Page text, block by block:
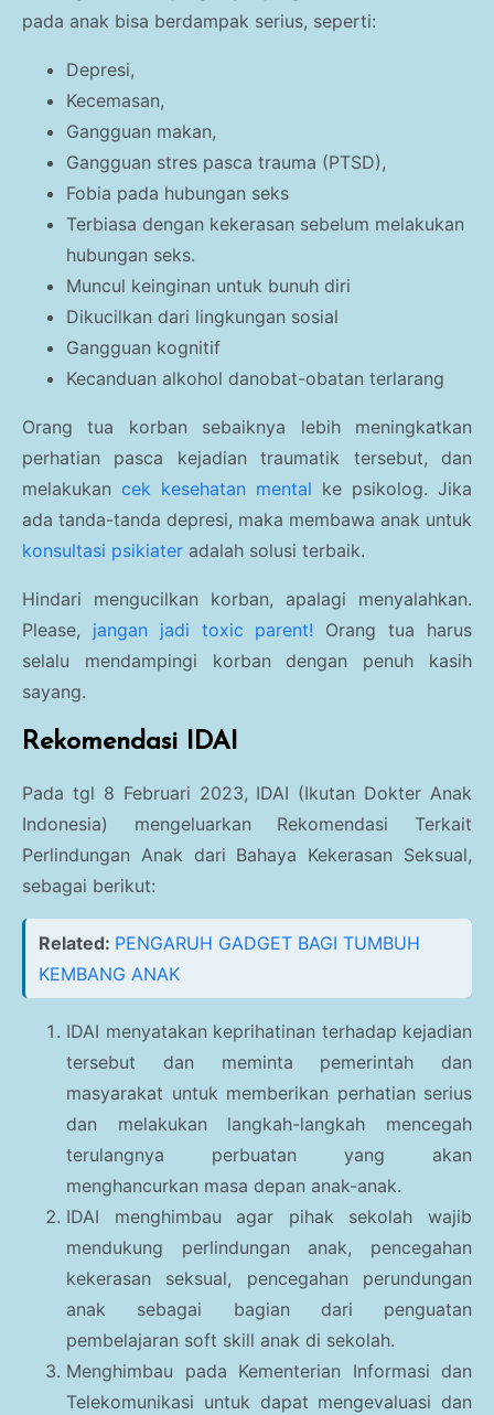
pada anak bisa berdampak serius, seperti:
Depresi,
Kecemasan,
Gangguan makan,
Gangguan stres pasca trauma (PTSD),
Fobia pada hubungan seks
Terbiasa dengan kekerasan sebelum melakukan
hubungan seks.
Muncul keinginan untuk bunuh diri
Dikucilkan dari lingkungan sosial
Gangguan kognitif
Kecanduan alkohol danobat-obatan terlarang
Orang tua korban sebaiknya lebih meningkatkan
perhatian pasca kejadian traumatik tersebut, dan
melakukan cek kesehatan mental ke psikolog. Jika
ada tanda-tanda depresi, maka membawa anak untuk
konsultasi psikiater adalah solusi terbaik.
Hindari mengucilkan korban, apalagi menyalahkan.
Please, jangan jadi toxic parent! Orang tua harus
selalu mendampingi korban dengan penuh kasih
sayang.
Rekomendasi IDAI
Pada tgl 8 Februari 2023, IDAI (Ikutan Dokter Anak
Indonesia) mengeluarkan Rekomendasi Terkait
Perlindungan Anak dari Bahaya Kekerasan Seksual,
sebagai berikut:
Related: PENGARUH GADGET BAGI TUMBUH
KEMBANG ANAK
IDAI menyatakan keprihatinan terhadap kejadian
tersebut dan meminta pemerintah dan
masyarakat untuk memberikan perhatian serius
dan melakukan langkah-langkah mencegah
terulangnya perbuatan yang akan
menghancurkan masa depan anak-anak.
IDAI menghimbau agar pihak sekolah wajib
mendukung perlindungan anak, pencegahan
kekerasan seksual, pencegahan perundungan
anak sebagai bagian dari penguatan
pembelajaran soft skill anak di sekolah.
Menghimbau pada Kementerian Informasi dan
Telekomunikasi untuk dapat mengevaluasi dan